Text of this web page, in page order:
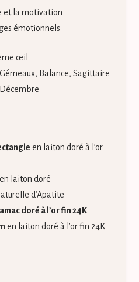
et la motivation
émotionnels
œil
Gémeaux, Balance, Sagittaire
Décembre
en laiton doré à l’or
en laiton doré
d’Apatite
doré à l’or fin 24K
en laiton doré à l’or fin 24K